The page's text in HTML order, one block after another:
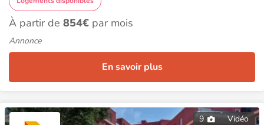
À partir de 854€ par mois
Annonce
En savoir plus
9 Vidéo